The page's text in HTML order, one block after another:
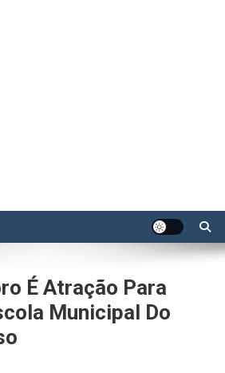
É Atração Para
Municipal Do